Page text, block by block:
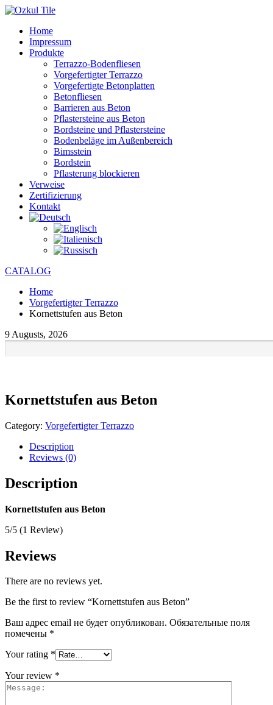
Home
Impressum
Produkte
Terrazzo-Bodenfliesen
Vorgefertigter Terrazzo
Vorgefertigte Betonplatten
Betonfliesen
Barrieren aus Beton
Pflastersteine aus Beton
Bordsteine und Pflastersteine
Bodenbeläge im Außenbereich
Bimsstein
Bordstein
Pflasterung blockieren
Verweise
Zertifizierung
Kontakt
CATALOG
Home
Vorgefertigter Terrazzo
Kornettstufen aus Beton
9 Augusts, 2026
Kornettstufen aus Beton
Category: Vorgefertigter Terrazzo
Description
Reviews (0)
Description
Kornettstufen aus Beton
5/5 (1 Review)
Reviews
There are no reviews yet.
Be the first to review “Kornettstufen aus Beton”
Ваш адрес email не будет опубликован. Обязательные поля
помечены *
Your rating *
Your review *